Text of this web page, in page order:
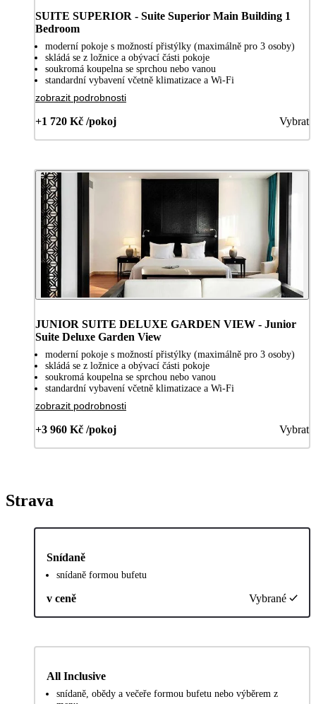
SUITE SUPERIOR - Suite Superior Main Building 1
Bedroom
moderní pokoje s možností přistýlky (maximálně pro 3 osoby)
skládá se z ložnice a obývací části pokoje
soukromá koupelna se sprchou nebo vanou
standardní vybavení včetně klimatizace a Wi-Fi
zobrazit podrobnosti
+1 720 Kč /pokoj Vybrat
JUNIOR SUITE DELUXE GARDEN VIEW - Junior
Suite Deluxe Garden View
moderní pokoje s možností přistýlky (maximálně pro 3 osoby)
skládá se z ložnice a obývací části pokoje
soukromá koupelna se sprchou nebo vanou
standardní vybavení včetně klimatizace a Wi-Fi
zobrazit podrobnosti
+3 960 Kč /pokoj Vybrat
Strava
Snídaně
snídaně formou bufetu
v ceně Vybrané
All Inclusive
snídaně, obědy a večeře formou bufetu nebo výběrem z